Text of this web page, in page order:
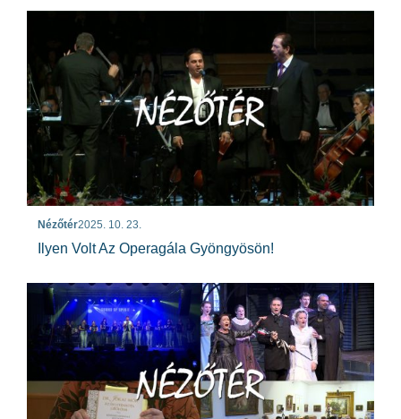
Nézőtér2025. 10. 23.
Ilyen Volt Az Operagála Gyöngyösön!